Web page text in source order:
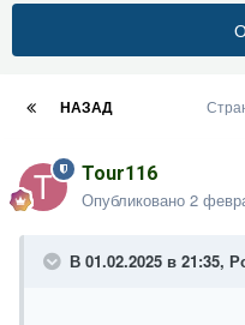
НАЗАД
Tour116
Опубликовано 2
В 01.02.2025 в 21:35,